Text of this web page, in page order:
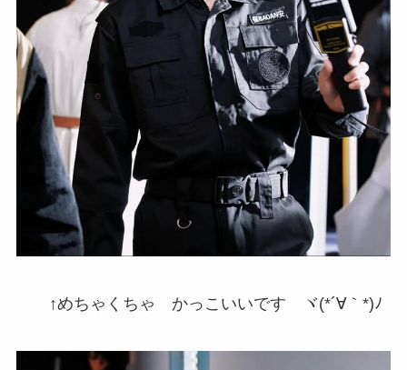
↑めちゃくちゃ かっこいいです ヾ(*´∀｀*)ﾉ